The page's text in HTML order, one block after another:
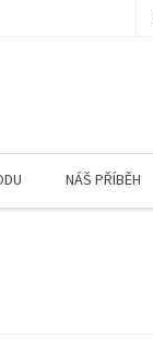
NÁŠ PŘÍBĚH